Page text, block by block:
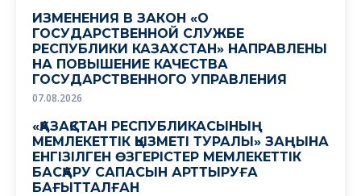
ИЗМЕНЕНИЯ В ЗАКОН «О
ГОСУДАРСТВЕННОЙ СЛУЖБЕ
РЕСПУБЛИКИ КАЗАХСТАН» НАПРАВЛЕНЫ
НА ПОВЫШЕНИЕ КАЧЕСТВА
ГОСУДАРСТВЕННОГО УПРАВЛЕНИЯ
07.08.2026
«ҚАЗАҚСТАН РЕСПУБЛИКАСЫНЫҢ
МЕМЛЕКЕТТІК ҚЫЗМЕТІ ТУРАЛЫ» ЗАҢЫНА
ЕНГІЗІЛГЕН ӨЗГЕРІСТЕР МЕМЛЕКЕТТІК
БАСҚАРУ САПАСЫН АРТТЫРУҒА
БАҒЫТТАЛҒАН